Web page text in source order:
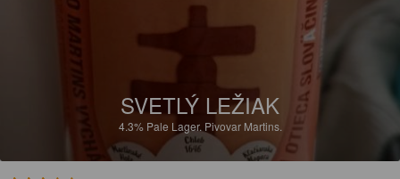
SVETLÝ LEŽIAK
4.3% Pale Lager. Pivovar Martins.